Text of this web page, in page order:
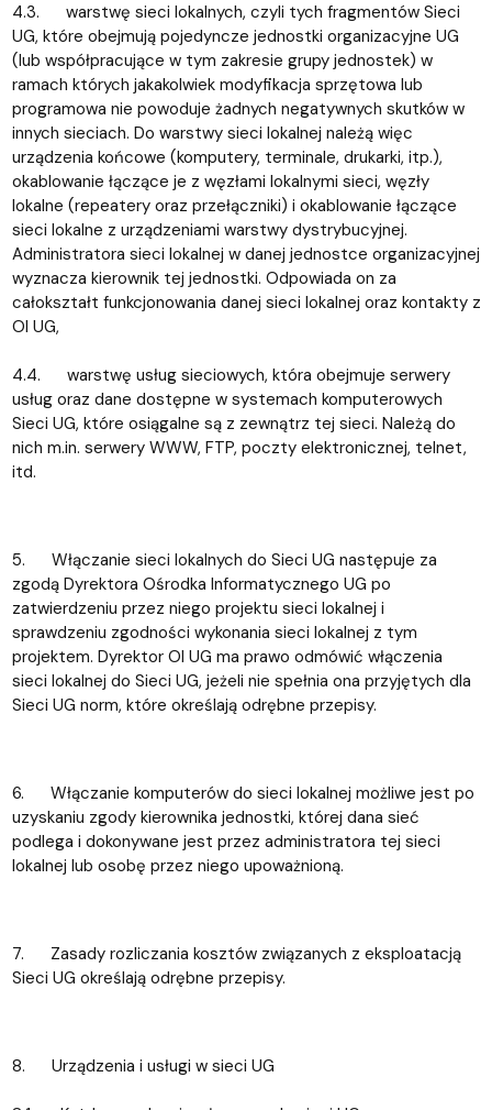
4.3. warstwę sieci lokalnych, czyli tych fragmentów Sieci
UG, które obejmują pojedyncze jednostki organizacyjne UG
(lub współpracujące w tym zakresie grupy jednostek) w
ramach których jakakolwiek modyfikacja sprzętowa lub
programowa nie powoduje żadnych negatywnych skutków w
innych sieciach. Do warstwy sieci lokalnej należą więc
urządzenia końcowe (komputery, terminale, drukarki, itp.),
okablowanie łączące je z węzłami lokalnymi sieci, węzły
lokalne (repeatery oraz przełączniki) i okablowanie łączące
sieci lokalne z urządzeniami warstwy dystrybucyjnej.
Administratora sieci lokalnej w danej jednostce organizacyjnej
wyznacza kierownik tej jednostki. Odpowiada on za
całokształt funkcjonowania danej sieci lokalnej oraz kontakty z
OI UG,
4.4. warstwę usług sieciowych, która obejmuje serwery
usług oraz dane dostępne w systemach komputerowych
Sieci UG, które osiągalne są z zewnątrz tej sieci. Należą do
nich m.in. serwery WWW, FTP, poczty elektronicznej, telnet,
itd.
5. Włączanie sieci lokalnych do Sieci UG następuje za
zgodą Dyrektora Ośrodka Informatycznego UG po
zatwierdzeniu przez niego projektu sieci lokalnej i
sprawdzeniu zgodności wykonania sieci lokalnej z tym
projektem. Dyrektor OI UG ma prawo odmówić włączenia
sieci lokalnej do Sieci UG, jeżeli nie spełnia ona przyjętych dla
Sieci UG norm, które określają odrębne przepisy.
6. Włączanie komputerów do sieci lokalnej możliwe jest po
uzyskaniu zgody kierownika jednostki, której dana sieć
podlega i dokonywane jest przez administratora tej sieci
lokalnej lub osobę przez niego upoważnioną.
7. Zasady rozliczania kosztów związanych z eksploatacją
Sieci UG określają odrębne przepisy.
8. Urządzenia i usługi w sieci UG